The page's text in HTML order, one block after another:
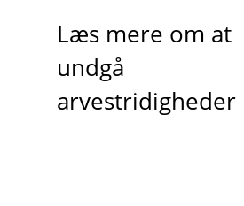
Læs mere om at
undgå
arvestridigheder